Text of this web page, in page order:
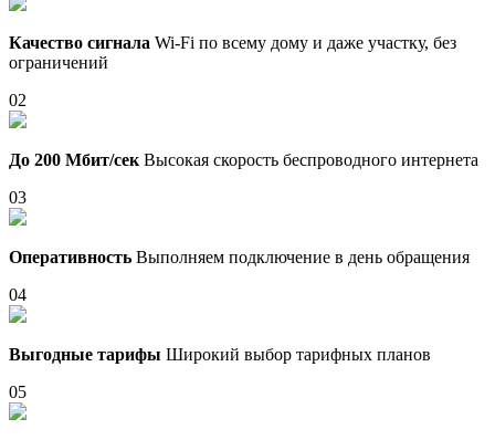
Качество сигнала Wi-Fi по всему дому и даже участку, без
ограничений
02
До 200 Мбит/сек Высокая скорость беспроводного интернета
03
Оперативность Выполняем подключение в день обращения
04
Выгодные тарифы Широкий выбор тарифных планов
05